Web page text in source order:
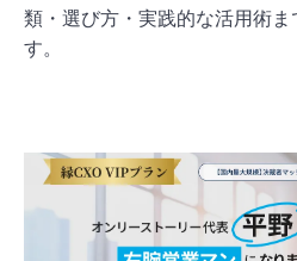
類・選び方・実践的な活用術ま
す。